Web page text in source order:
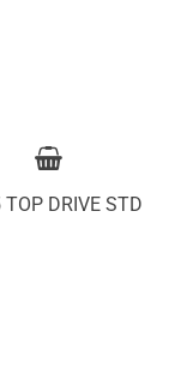
DRIVE STD